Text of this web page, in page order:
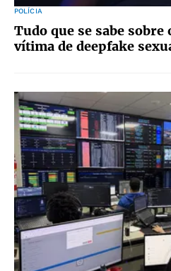
POLÍCIA
Tudo que se sabe sobre
vítima de deepfake